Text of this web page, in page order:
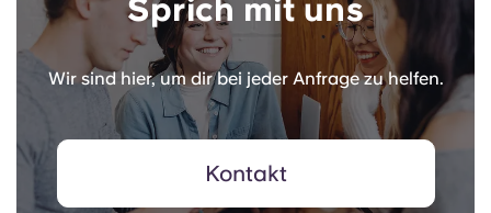
Sprich mit uns
Wir sind hier, um dir bei jeder Anfrage zu helfen.
Kontakt